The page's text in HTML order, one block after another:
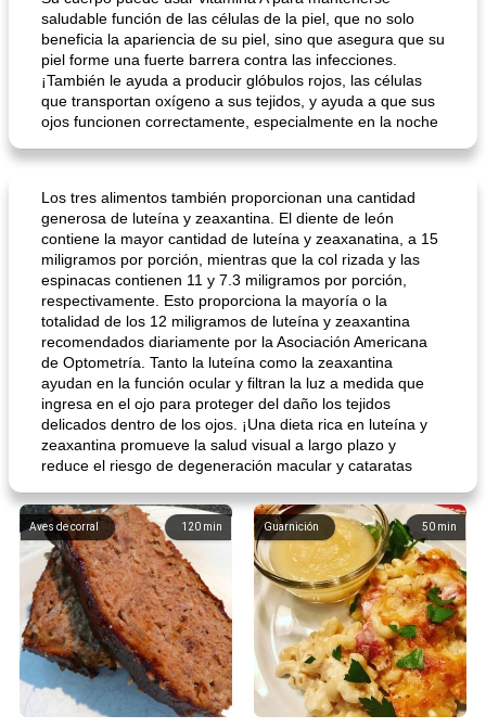
saludable función de las células de la piel, que no solo
beneficia la apariencia de su piel, sino que asegura que su
piel forme una fuerte barrera contra las infecciones.
¡También le ayuda a producir glóbulos rojos, las células
que transportan oxígeno a sus tejidos, y ayuda a que sus
ojos funcionen correctamente, especialmente en la noche
Los tres alimentos también proporcionan una cantidad
generosa de luteína y zeaxantina. El diente de león
contiene la mayor cantidad de luteína y zeaxanatina, a 15
miligramos por porción, mientras que la col rizada y las
espinacas contienen 11 y 7.3 miligramos por porción,
respectivamente. Esto proporciona la mayoría o la
totalidad de los 12 miligramos de luteína y zeaxantina
recomendados diariamente por la Asociación Americana
de Optometría. Tanto la luteína como la zeaxantina
ayudan en la función ocular y filtran la luz a medida que
ingresa en el ojo para proteger del daño los tejidos
delicados dentro de los ojos. ¡Una dieta rica en luteína y
zeaxantina promueve la salud visual a largo plazo y
reduce el riesgo de degeneración macular y cataratas
120 min
Aves de corral 50 min
Guarnición